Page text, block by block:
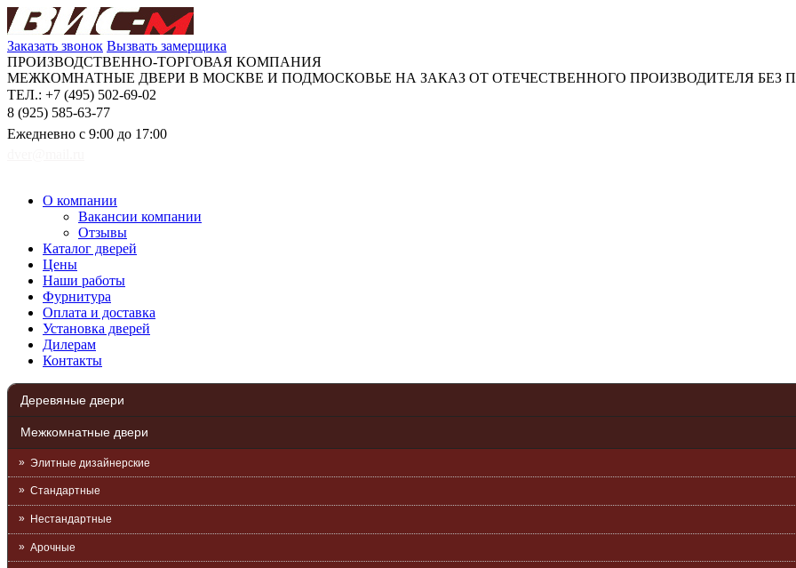
Заказать звонок Вызвать замерщика
ПРОИЗВОДСТВЕННО-ТОРГОВАЯ КОМПАНИЯ
МЕЖКОМНАТНЫЕ ДВЕРИ В МОСКВЕ И ПОДМОСКОВЬЕ НА ЗАКАЗ ОТ ОТЕЧЕСТВЕННОГО ПРОИЗВОДИТЕЛЯ БЕЗ
ТЕЛ.: +7 (495) 502-69-02
8 (925) 585-63-77
Ежедневно с 9:00 до 17:00
О компании
Вакансии компании
Отзывы
Каталог дверей
Цены
Наши работы
Фурнитура
Оплата и доставка
Установка дверей
Дилерам
Контакты
Деревяные двери
Межкомнатные двери
Элитные дизайнерские
Стандартные
Нестандартные
Арочные